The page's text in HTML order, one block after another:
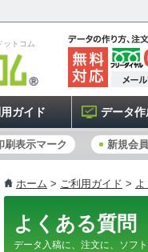
ットコム
ガイド データ
刷表示マーク 新規会
ホーム > ご利用ガイド > よ
よくある質問
データ入稿に、注文に、ソフ